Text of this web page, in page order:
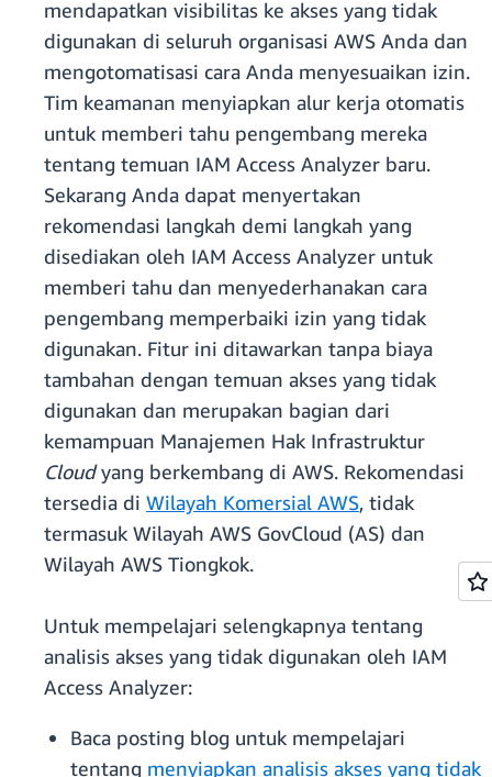
mendapatkan visibilitas ke akses yang tidak
digunakan di seluruh organisasi AWS Anda dan
mengotomatisasi cara Anda menyesuaikan izin.
Tim keamanan menyiapkan alur kerja otomatis
untuk memberi tahu pengembang mereka
tentang temuan IAM Access Analyzer baru.
Sekarang Anda dapat menyertakan
rekomendasi langkah demi langkah yang
disediakan oleh IAM Access Analyzer untuk
memberi tahu dan menyederhanakan cara
pengembang memperbaiki izin yang tidak
digunakan. Fitur ini ditawarkan tanpa biaya
tambahan dengan temuan akses yang tidak
digunakan dan merupakan bagian dari
kemampuan Manajemen Hak Infrastruktur
Cloudyang berkembang di AWS. Rekomendasi
tersedia di Wilayah Komersial AWS, tidak
termasuk Wilayah AWS GovCloud (AS) dan
Wilayah AWS Tiongkok.
Untuk mempelajari selengkapnya tentang
analisis akses yang tidak digunakan oleh IAM
Access Analyzer:
Baca posting blog untuk mempelajari
tentang menyiapkan analisis akses yang tidak